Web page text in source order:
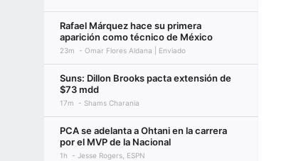
Rafael Márquez hace su primera
aparición como técnico de México
23m Omar Flores Aldana | Enviado
Suns: Dillon Brooks pacta extensión de
$73 mdd
17m Shams Charania
PCA se adelanta a Ohtani en la carrera
por el MVP de la Nacional
1h Jesse Rogers, ESPN